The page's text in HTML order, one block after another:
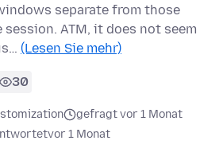
separate from those
ATM, it does not seem
(Lesen Sie mehr)
30
gefragt vor 1 Monat
vor 1 Monat